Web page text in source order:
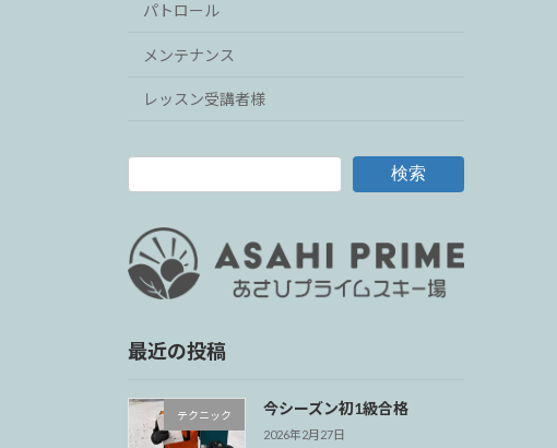
パトロール
メンテナンス
レッスン受講者様
検索
最近の投稿
テクニック 今シーズン初1級合格
2026年2月27日